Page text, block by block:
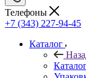
Телефоны
+7 (343) 227-94-45
Каталог